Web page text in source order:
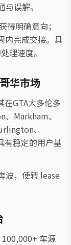
误解。
得明确意向；
内完成交接。具
理速度。
华市场
在GTA大多伦多
Markham、
、
有稳定的用户基
波，使转 lease
车源